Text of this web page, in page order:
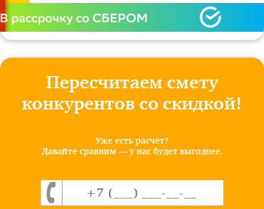
Пересчитаем смету
конкурентов со скидкой!
Уже есть расчёт?
Давайте сравним — у нас будет выгоднее.